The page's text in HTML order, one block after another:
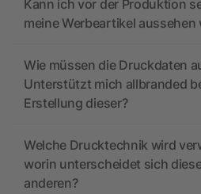
Kann ich vor der Produktion
meine Werbeartikel aussehen
Wie müssen die Druckdaten
Unterstützt mich allbranded
Erstellung dieser?
Welche Drucktechnik wird
worin unterscheidet sich
anderen?